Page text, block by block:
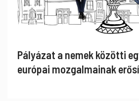
Pályázat a nemek közötti
európai mozgalmainak